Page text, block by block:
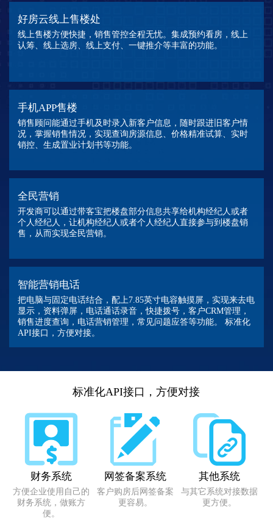
好房云线上售楼处
线上售楼方便快捷，销售管控全程无忧。集成预约看房，线上
认筹、线上选房、线上支付、一键推介等丰富的功能。
手机APP售楼
销售顾问能通过手机及时录入新客户信息，随时跟进旧客户情
况，掌握销售情况，实现查询房源信息、价格精准试算、实时
销控、生成置业计划书等功能。
全民营销
开发商可以通过带客宝把楼盘部分信息共享给机构经纪人或者
个人经纪人，让机构经纪人或者个人经纪人直接参与到楼盘销
售，从而实现全民营销。
智能营销电话
把电脑与固定电话结合，配上7.85英寸电容触摸屏，实现来去电
显示，资料弹屏，电话通话录音，快捷拨号，客户CRM管理，
销售进度查询，电话营销管理，常见问题应答等功能。 标准化
API接口，方便对接。
标准化API接口，方便对接
财务系统
方便企业使用自己的
财务系统，做账方
便。
网签备案系统
客户购房后网签备案
更容易。
其他系统
与其它系统对接数据
更方便。